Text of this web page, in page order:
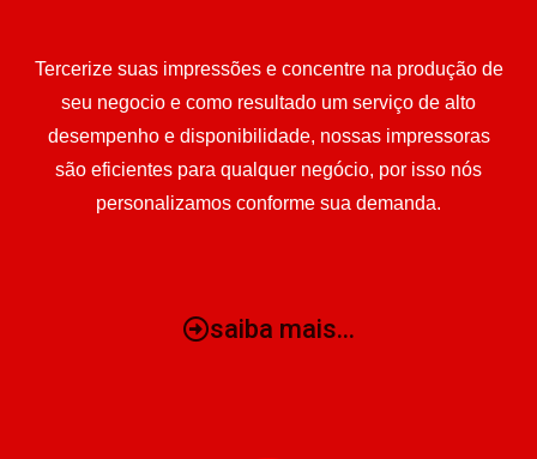
Tercerize suas impressões e concentre na produção de
seu negocio e como resultado um serviço de alto
desempenho e disponibilidade, nossas impressoras
são eficientes para qualquer negócio, por isso nós
personalizamos conforme sua demanda.
saiba mais...